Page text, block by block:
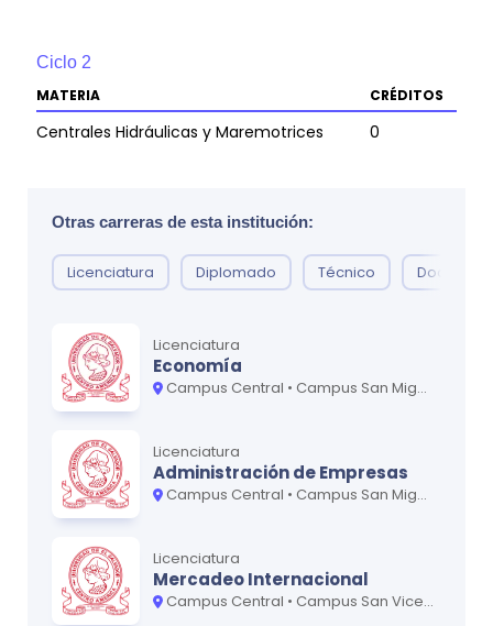
Ciclo 2
MATERIA
CRÉDITOS
Centrales Hidráulicas y Maremotrices
0
Energía Eólica
Energía Geotérmica
0
Ciclo3
Formulación y Evaluación de Proyectos
Impacto de las Energías Renovables sobre el
Impacto Económico y Social de las Energías
Renovables
Otras carreras de esta institución:
Licenciatura Diplomado Técnico
Licenciatura
Economía
Campus Central • Campus San Miguel - Oriente
Licenciatura
Administración de Empresas
Campus Central • Campus San Miguel - Oriente • Campus San Vicente - Paracentral
Licenciatura
Mercadeo Internacional
Campus Central • Campus San Vicente - Paracentral